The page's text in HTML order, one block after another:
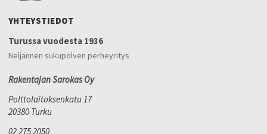
YHTEYSTIEDOT
Turussa vuodesta 1936
Neljännen sukupolven perheyritys
Rakentajan Sarokas Oy
Polttolaitoksenkatu 17
20380 Turku
02 275 2050